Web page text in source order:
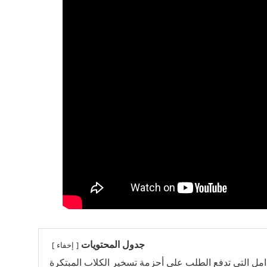
جدول المحتويات إخفاء
التي تدفع الطلب على أحزمة تسخير الكلاب المبتكرة